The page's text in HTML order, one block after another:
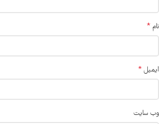
نام *
ایمیل *
وب‌ سایت